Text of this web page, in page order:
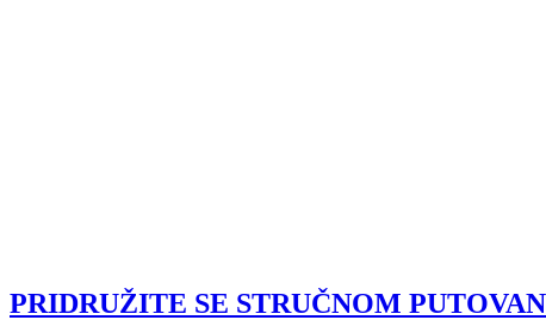
PRIDRUŽITE SE STRUČNOM